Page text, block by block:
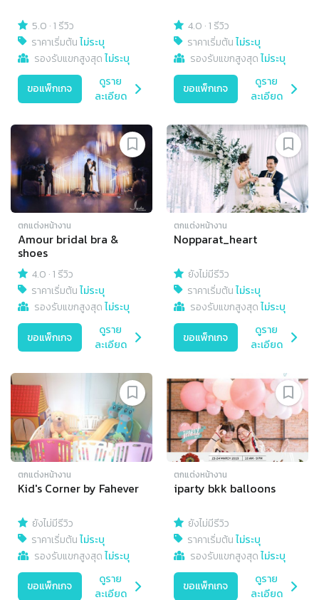
5.0 ·1 รีวิว
ราคาเริ่มต้นไม่ระบุ
รองรับแขกสูงสุดไม่ระบุ
ขอแพ็กเกจ
ดูราย
ละเอียด
4.0 ·1 รีวิว
ราคาเริ่มต้นไม่ระบุ
รองรับแขกสูงสุดไม่ระบุ
ขอแพ็กเกจ
ดูราย
ละเอียด
ตกแต่งหน้างาน
Amour bridal bra &
shoes
4.0 ·1 รีวิว
ราคาเริ่มต้นไม่ระบุ
รองรับแขกสูงสุดไม่ระบุ
ขอแพ็กเกจ
ดูราย
ละเอียด
ตกแต่งหน้างาน
Nopparat_heart
ยังไม่มีรีวิว
ราคาเริ่มต้นไม่ระบุ
รองรับแขกสูงสุดไม่ระบุ
ขอแพ็กเกจ
ดูราย
ละเอียด
ตกแต่งหน้างาน
Kid's Corner by Fahever
ยังไม่มีรีวิว
ราคาเริ่มต้นไม่ระบุ
รองรับแขกสูงสุดไม่ระบุ
ขอแพ็กเกจ
ดูราย
ละเอียด
ตกแต่งหน้างาน
iparty bkk balloons
ยังไม่มีรีวิว
ราคาเริ่มต้นไม่ระบุ
รองรับแขกสูงสุดไม่ระบุ
ขอแพ็กเกจ
ดูราย
ละเอียด